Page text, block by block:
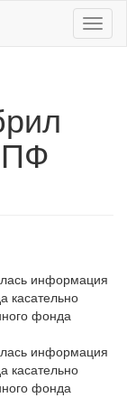
информация
касательно
фонда
информация
касательно
фонда